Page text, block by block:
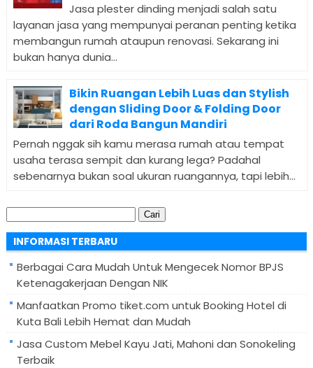
Jasa plester dinding menjadi salah satu
layanan jasa yang mempunyai peranan penting ketika
membangun rumah ataupun renovasi. Sekarang ini
bukan hanya dunia...
Bikin Ruangan Lebih Luas dan Stylish
dengan Sliding Door & Folding Door
dari Roda Bangun Mandiri
Pernah nggak sih kamu merasa rumah atau tempat
usaha terasa sempit dan kurang lega? Padahal
sebenarnya bukan soal ukuran ruangannya, tapi lebih...
Cari
untuk:
INFORMASI TERBARU
Berbagai Cara Mudah Untuk Mengecek Nomor BPJS
Ketenagakerjaan Dengan NIK
Manfaatkan Promo tiket.com untuk Booking Hotel di
Kuta Bali Lebih Hemat dan Mudah
Jasa Custom Mebel Kayu Jati, Mahoni dan Sonokeling
Terbaik